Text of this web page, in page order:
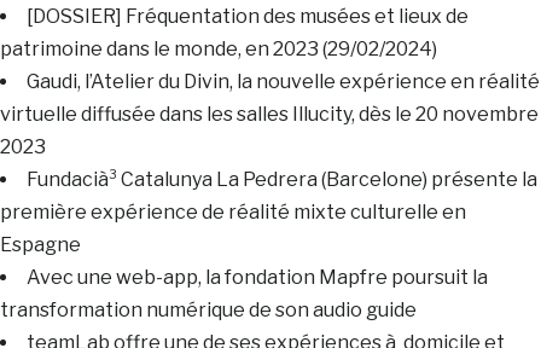
[DOSSIER] Fréquentation des musées et lieux de
patrimoine dans le monde, en 2023 (29/02/2024)
Gaudi, l’Atelier du Divin, la nouvelle expérience en réalité
virtuelle diffusée dans les salles Illucity, dès le 20 novembre
2023
Fundacià³ Catalunya La Pedrera (Barcelone) présente la
première expérience de réalité mixte culturelle en
Espagne
Avec une web-app, la fondation Mapfre poursuit la
transformation numérique de son audio guide
teamLab offre une de ses expériences à domicile et